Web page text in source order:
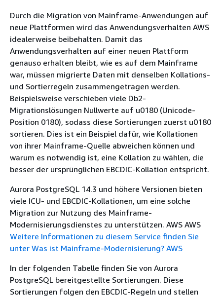
Durch die Migration von Mainframe-Anwendungen auf
neue Plattformen wird das Anwendungsverhalten AWS
idealerweise beibehalten. Damit das
Anwendungsverhalten auf einer neuen Plattform
genauso erhalten bleibt, wie es auf dem Mainframe
war, müssen migrierte Daten mit denselben Kollations-
und Sortierregeln zusammengetragen werden.
Beispielsweise verschieben viele Db2-
Migrationslösungen Nullwerte auf u0180 (Unicode-
Position 0180), sodass diese Sortierungen zuerst u0180
sortieren. Dies ist ein Beispiel dafür, wie Kollationen
von ihrer Mainframe-Quelle abweichen können und
warum es notwendig ist, eine Kollation zu wählen, die
besser der ursprünglichen EBCDIC-Kollation entspricht.
Aurora PostgreSQL 14.3 und höhere Versionen bieten
viele ICU- und EBCDIC-Kollationen, um eine solche
Migration zur Nutzung des Mainframe-
Modernisierungsdienstes zu unterstützen. AWS AWS
Weitere Informationen zu diesem Service finden Sie
unter Was ist Mainframe-Modernisierung? AWS
In der folgenden Tabelle finden Sie von Aurora
PostgreSQL bereitgestellte Sortierungen. Diese
Sortierungen folgen den EBCDIC-Regeln und stellen